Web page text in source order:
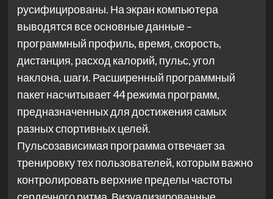
русифицированы. На экран компьютера
выводятся все основные данные –
программный профиль, время, скорость,
дистанция, расход калорий, пульс, угол
наклона, шаги. Расширенный программный
пакет насчитывает 44 режима программ,
предназначенных для достижения самых
разных спортивных целей.
Пульсозависимая программа отвечает за
тренировку тех пользователей, которым важно
контролировать верхние пределы частоты